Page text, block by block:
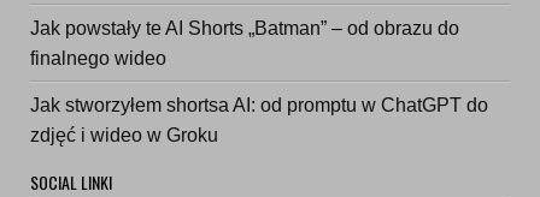
Jak powstały te AI Shorts „Batman” – od obrazu do
finalnego wideo
Jak stworzyłem shortsa AI: od promptu w ChatGPT do
zdjęć i wideo w Groku
SOCIAL LINKI